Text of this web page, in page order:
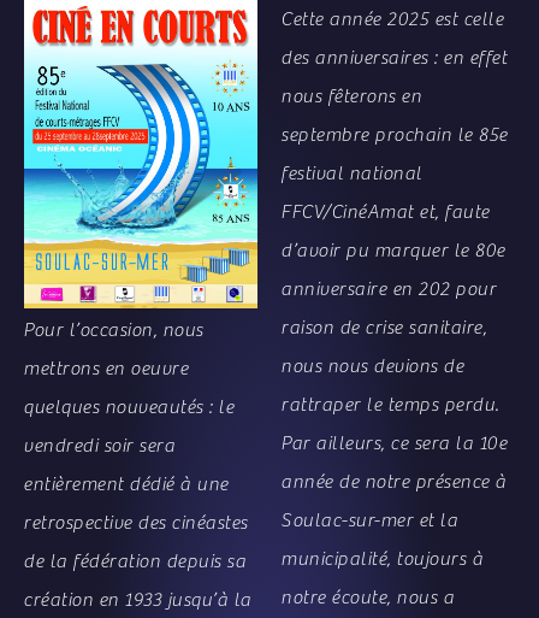
Pour l’occasion, nous
mettrons en oeuvre
quelques nouveautés : le
vendredi soir sera
entièrement dédié à une
retrospective des cinéastes
de la fédération depuis sa
création en 1933 jusqu’à la
Cette année 2025 est celle
des anniversaires : en effet
nous fêterons en
septembre prochain le 85e
festival national
FFCV/CinéAmat et, faute
d’avoir pu marquer le 80e
anniversaire en 202 pour
raison de crise sanitaire,
nous nous devions de
rattraper le temps perdu.
Par ailleurs, ce sera la 10e
année de notre présence à
Soulac-sur-mer et la
municipalité, toujours à
notre écoute, nous a